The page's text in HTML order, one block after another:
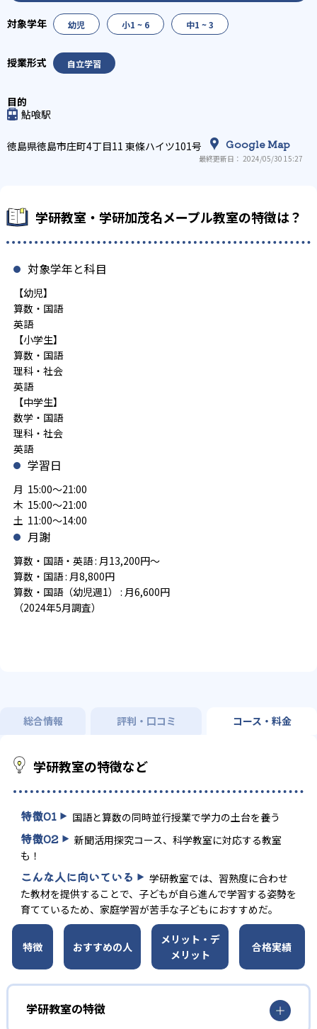
幼児 小1 ~ 6 中1 ~ 3
自立学習
鮎喰駅
徳島県徳島市庄町4丁目11 東條ハイツ101号 Google Map
最終更新日： 2024/05/30 15:27
学研教室・学研加茂名メープル教室の特徴は？
対象学年と科目
【幼児】
算数・国語
英語
【小学生】
算数・国語
理科・社会
英語
【中学生】
数学・国語
理科・社会
英語
学習日
月 15:00～21:00
木 15:00～21:00
土 11:00～14:00
月謝
算数・国語・英語 : 月13,200円～
算数・国語 : 月8,800円
算数・国語（幼児週1） : 月6,600円
（2024年5月調査）
総合情報 評判・口コミ コース・料金
学研教室の特徴など
特徴01 国語と算数の同時並行授業で学力の土台を養う
特徴02
新聞活用探究コース、科学教室に対応する教室
も！
こんな人に向いている
学研教室では、習熟度に合わせ
た教材を提供することで、子どもが自ら進んで学習する姿勢を
育てているため、家庭学習が苦手な子どもにおすすめだ。
特徴 おすすめの人
メリット・デ
メリット
合格実績
学研教室の特徴